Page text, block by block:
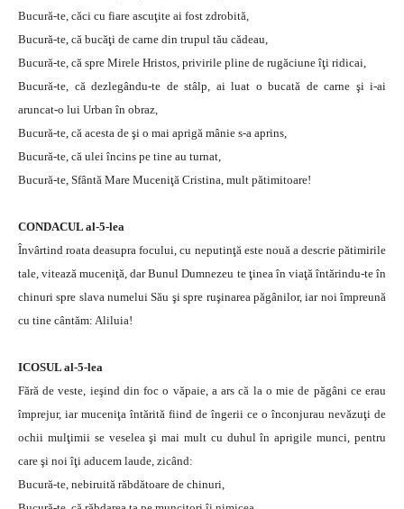
Bucură-te, căci cu fiare ascuţite ai fost zdrobită,
Bucură-te, că bucăţi de carne din trupul tău cădeau,
Bucură-te, că spre Mirele Hristos, privirile pline de rugăciune îţi ridicai,
Bucură-te, că dezlegându-te de stâlp, ai luat o bucată de carne şi i-ai
aruncat-o lui Urban în obraz,
Bucură-te, că acesta de şi o mai aprigă mânie s-a aprins,
Bucură-te, că ulei încins pe tine au turnat,
Bucură-te, Sfântă Mare Muceniţă Cristina, mult pătimitoare!
CONDACUL al-5-lea
Învârtind roata deasupra focului, cu neputinţă este nouă a descrie pătimirile
tale, vitează muceniţă, dar Bunul Dumnezeu te ţinea în viaţă întărindu-te în
chinuri spre slava numelui Său şi spre ruşinarea păgânilor, iar noi împreună
cu tine cântăm: Aliluia!
ICOSUL al-5-lea
Fără de veste, ieşind din foc o văpaie, a ars că la o mie de păgâni ce erau
împrejur, iar muceniţa întărită fiind de îngerii ce o înconjurau nevăzuţi de
ochii mulţimii se veselea şi mai mult cu duhul în aprigile munci, pentru
care şi noi îţi aducem laude, zicând:
Bucură-te, nebiruită răbdătoare de chinuri,